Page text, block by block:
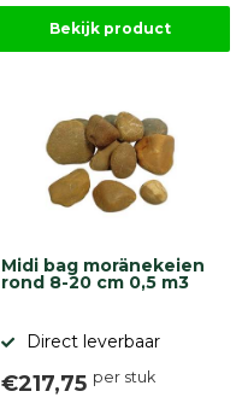
Bekijk product
Midi bag moränekeien
rond 8-20 cm 0,5 m3
Direct leverbaar
€217,75 per stuk